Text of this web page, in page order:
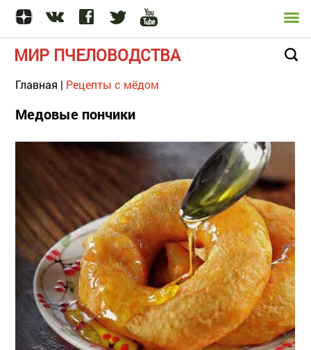
МИР ПЧЕЛОВОДСТВА
Главная | Рецепты с мёдом
Медовые пончики